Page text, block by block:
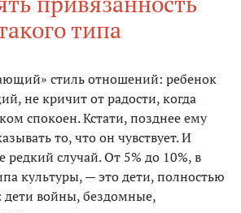
типа
стиль отношений: ребенок
не кричит от радости, когда
спокоен. Кстати, позднее ему
то, что он чувствует. И
редкий случай. От 5% до 10%, в
культуры, — это дети, полностью
войны, бездомные,